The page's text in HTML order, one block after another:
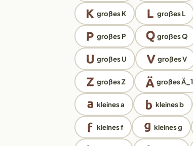
großes K großes L
großes P großes Q
großes U großes V
großes Z großes Ä_1
kleines a kleines b
kleines f kleines g